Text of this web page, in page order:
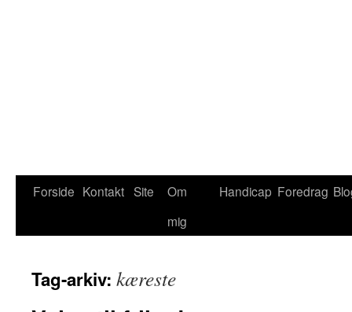
Forside Kontakt Site
Om
mig
Handicap Foredrag
Tag-arkiv: kæreste